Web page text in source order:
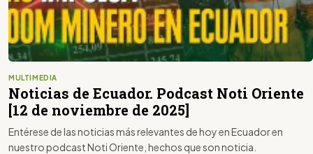
MULTIMEDIA
Noticias de Ecuador. Podcast Noti Oriente
[12 de noviembre de 2025]
Entérese de las noticias más relevantes de hoy en Ecuador en
nuestro podcast Noti Oriente, hechos que son noticia.